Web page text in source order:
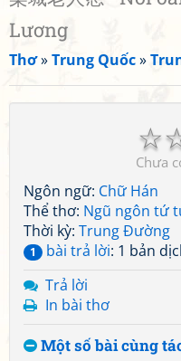
Lương
Thơ»Trung Quốc»
☆
Chưa
Ngôn ngữ: Chữ Hán
Thể thơ: Ngũ ngôn tứ
Thời kỳ: Trung Đường
1 bài trả lời: 1 bản
Trả lời
In bài thơ
Một số bài cùng